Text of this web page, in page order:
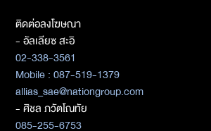
ติดต่อลงโฆษณา
- อัลเลียซ สะอิ
02-338-3561
Mobile : 087-519-1379
allias_sae@nationgroup.com
- ศิชล ภวัตโณทัย
085-255-6753